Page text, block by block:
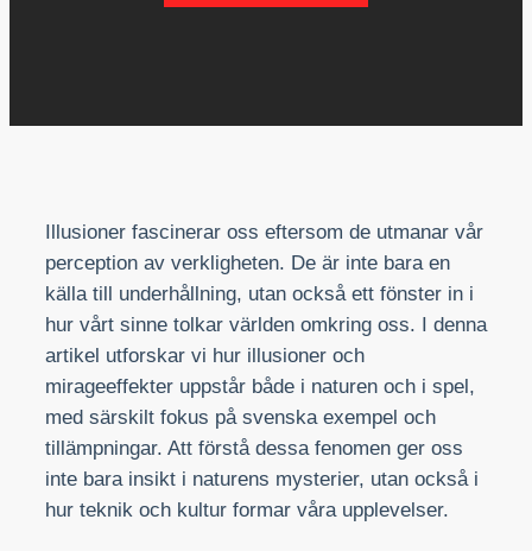
Illusioner fascinerar oss eftersom de utmanar vår
perception av verkligheten. De är inte bara en
källa till underhållning, utan också ett fönster in i
hur vårt sinne tolkar världen omkring oss. I denna
artikel utforskar vi hur illusioner och
mirageeffekter uppstår både i naturen och i spel,
med särskilt fokus på svenska exempel och
tillämpningar. Att förstå dessa fenomen ger oss
inte bara insikt i naturens mysterier, utan också i
hur teknik och kultur formar våra upplevelser.